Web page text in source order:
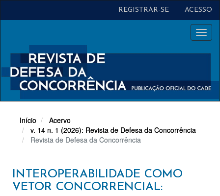
Lateral
REGISTRAR-SE ACESSO
Início
Acervo
v. 14 n. 1 (2026): Revista de Defesa da Concorrência
Revista de Defesa da Concorrência
INTEROPERABILIDADE COMO
VETOR CONCORRENCIAL: